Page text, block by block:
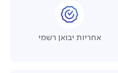
אחריות יבואן רשמי